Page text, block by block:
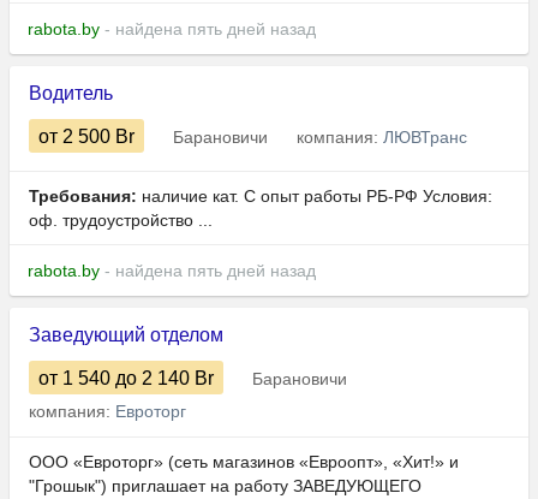
rabota.by - найдена пять дней назад
Водитель
от 2 500 Br Барановичи компания: ЛЮВТранс
Требования: наличие кат. С опыт работы РБ-РФ Условия:
оф. трудоустройство ...
rabota.by - найдена пять дней назад
Заведующий отделом
от 1 540 до 2 140 Br
Барановичи
компания: Евроторг
ООО «Евроторг» (сеть магазинов «Евроопт», «Хит!» и
"Грошык") приглашает на работу ЗАВЕДУЮЩЕГО